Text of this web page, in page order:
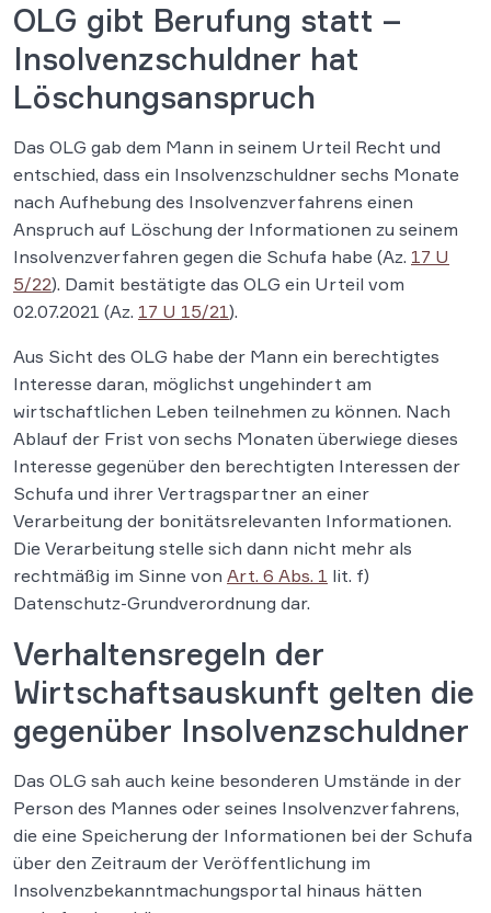
OLG gibt Berufung statt –
Insolvenzschuldner hat
Löschungsanspruch
Das OLG gab dem Mann in seinem Urteil Recht und
entschied, dass ein Insolvenzschuldner sechs Monate
nach Aufhebung des Insolvenzverfahrens einen
Anspruch auf Löschung der Informationen zu seinem
Insolvenzverfahren gegen die Schufa habe (Az. 17 U
5/22). Damit bestätigte das OLG ein Urteil vom
02.07.2021 (Az. 17 U 15/21).
Aus Sicht des OLG habe der Mann ein berechtigtes
Interesse daran, möglichst ungehindert am
wirtschaftlichen Leben teilnehmen zu können. Nach
Ablauf der Frist von sechs Monaten überwiege dieses
Interesse gegenüber den berechtigten Interessen der
Schufa und ihrer Vertragspartner an einer
Verarbeitung der bonitätsrelevanten Informationen.
Die Verarbeitung stelle sich dann nicht mehr als
rechtmäßig im Sinne von Art. 6 Abs. 1 lit. f)
Datenschutz-Grundverordnung dar.
Verhaltensregeln der
Wirtschaftsauskunft gelten die
gegenüber Insolvenzschuldner
Das OLG sah auch keine besonderen Umstände in der
Person des Mannes oder seines Insolvenzverfahrens,
die eine Speicherung der Informationen bei der Schufa
über den Zeitraum der Veröffentlichung im
Insolvenzbekanntmachungsportal hinaus hätten